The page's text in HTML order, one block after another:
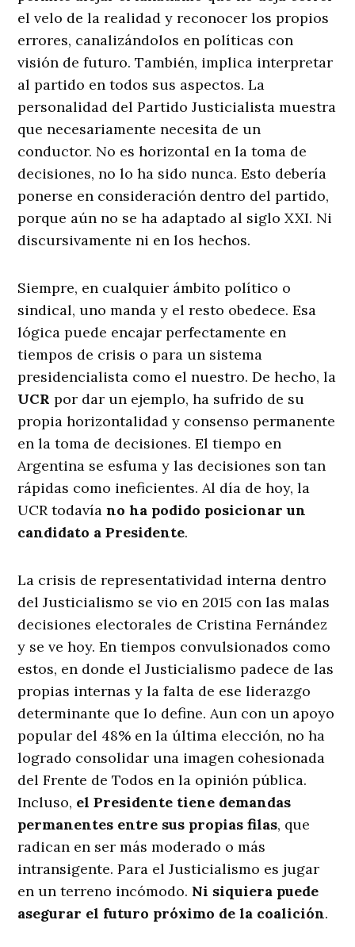
el velo de la realidad y reconocer los propios
errores, canalizándolos en políticas con
visión de futuro. También, implica interpretar
al partido en todos sus aspectos. La
personalidad del Partido Justicialista muestra
que necesariamente necesita de un
conductor. No es horizontal en la toma de
decisiones, no lo ha sido nunca. Esto debería
ponerse en consideración dentro del partido,
porque aún no se ha adaptado al siglo XXI. Ni
discursivamente ni en los hechos.
Siempre, en cualquier ámbito político o
sindical, uno manda y el resto obedece. Esa
lógica puede encajar perfectamente en
tiempos de crisis o para un sistema
presidencialista como el nuestro. De hecho, la
UCR por dar un ejemplo, ha sufrido de su
propia horizontalidad y consenso permanente
en la toma de decisiones. El tiempo en
Argentina se esfuma y las decisiones son tan
rápidas como ineficientes. Al día de hoy, la
UCR todavíano ha podido posicionar un
candidato a Presidente.
La crisis de representatividad interna dentro
del Justicialismo se vio en 2015 con las malas
decisiones electorales de Cristina Fernández
y se ve hoy. En tiempos convulsionados como
estos, en donde el Justicialismo padece de las
propias internas y la falta de ese liderazgo
determinante que lo define. Aun con un apoyo
popular del 48% en la última elección, no ha
logrado consolidar una imagen cohesionada
del Frente de Todos en la opinión pública.
Incluso, el Presidente tiene demandas
permanentes entre sus propias filas, que
radican en ser más moderado o más
intransigente. Para el Justicialismo es jugar
en un terreno incómodo. Ni siquiera puede
asegurar el futuro próximo de la coalición.